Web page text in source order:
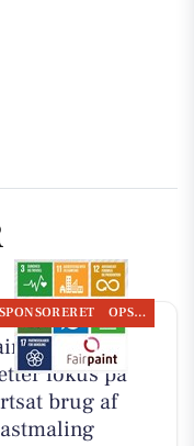
SPONSORERET OPSLAGSTAVLEN
ApS
fokus på
brug af